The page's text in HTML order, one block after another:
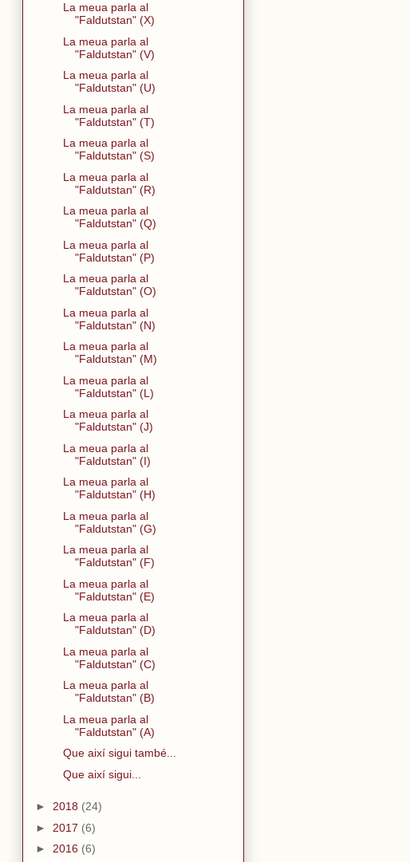
La meua parla al
"Faldutstan" (X)
La meua parla al
"Faldutstan" (V)
La meua parla al
"Faldutstan" (U)
La meua parla al
"Faldutstan" (T)
La meua parla al
"Faldutstan" (S)
La meua parla al
"Faldutstan" (R)
La meua parla al
"Faldutstan" (Q)
La meua parla al
"Faldutstan" (P)
La meua parla al
"Faldutstan" (O)
La meua parla al
"Faldutstan" (N)
La meua parla al
"Faldutstan" (M)
La meua parla al
"Faldutstan" (L)
La meua parla al
"Faldutstan" (J)
La meua parla al
"Faldutstan" (I)
La meua parla al
"Faldutstan" (H)
La meua parla al
"Faldutstan" (G)
La meua parla al
"Faldutstan" (F)
La meua parla al
"Faldutstan" (E)
La meua parla al
"Faldutstan" (D)
La meua parla al
"Faldutstan" (C)
La meua parla al
"Faldutstan" (B)
La meua parla al
"Faldutstan" (A)
Que així sigui també...
Que així sigui...
► 2018 (24)
► 2017 (6)
► 2016 (6)